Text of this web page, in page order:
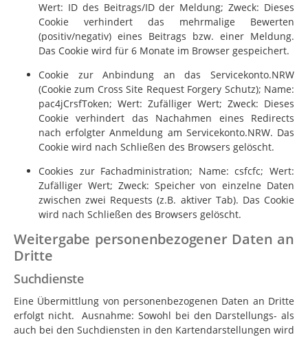
Wert: ID des Beitrags/ID der Meldung; Zweck: Dieses
Cookie verhindert das mehrmalige Bewerten
(positiv/negativ) eines Beitrags bzw. einer Meldung.
Das Cookie wird für 6 Monate im Browser gespeichert.
Cookie zur Anbindung an das Servicekonto.NRW
(Cookie zum Cross Site Request Forgery Schutz); Name:
pac4jCrsfToken; Wert: Zufälliger Wert; Zweck: Dieses
Cookie verhindert das Nachahmen eines Redirects
nach erfolgter Anmeldung am Servicekonto.NRW. Das
Cookie wird nach Schließen des Browsers gelöscht.
Cookies zur Fachadministration; Name: csfcfc; Wert:
Zufälliger Wert; Zweck: Speicher von einzelne Daten
zwischen zwei Requests (z.B. aktiver Tab). Das Cookie
wird nach Schließen des Browsers gelöscht.
Weitergabe personenbezogener Daten an
Dritte
Suchdienste
Eine Übermittlung von personenbezogenen Daten an Dritte
erfolgt nicht. Ausnahme: Sowohl bei den Darstellungs- als
auch bei den Suchdiensten in den Kartendarstellungen wird